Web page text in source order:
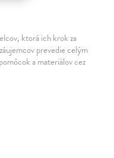
ktorá ich krok za
prevedie celým
a materiálov cez